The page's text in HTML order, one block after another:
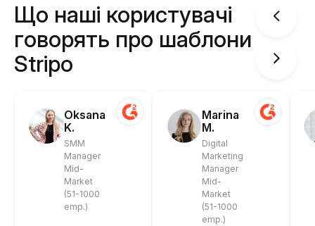
Що наші користувачі
говорять про шаблони
Stripo
Oksana
K.
SMM
Manager
Mid-
Market
(51-1000
emp.)
Marina
M.
Digital
Marketing
Manager
Mid-
Market
(51-1000
emp.)